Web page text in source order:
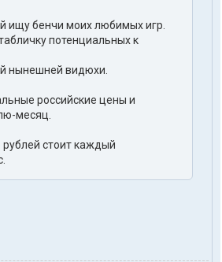
ищу бенчи моих любимых игр.
потенциальных к
нынешней видюхи.
российские цены и
месяц.
стоит каждый